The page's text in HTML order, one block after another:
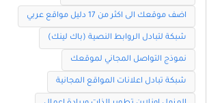
اضف موقعك الى اكثر من 17 دليل مواقع عربي
شبكة لتبادل الروابط النصية (باك لينك)
نموذج التواصل المجاني لموقعك
شبكة تبادل اعلانات المواقع المجانية